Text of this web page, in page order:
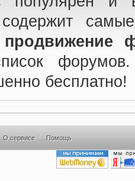
продвижение
бесплатно!
О сервисе Помощь